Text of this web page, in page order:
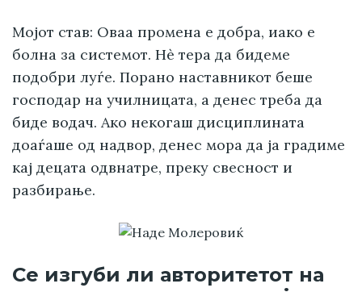
Мојот став: Оваа промена е добра, иако е
болна за системот. Нѐ тера да бидеме
подобри луѓе. Порано наставникот беше
господар на училницата, а денес треба да
биде водач. Ако некогаш дисциплината
доаѓаше од надвор, денес мора да ја градиме
кај децата одвнатре, преку свесност и
разбирање.
Се изгуби ли авторитетот на